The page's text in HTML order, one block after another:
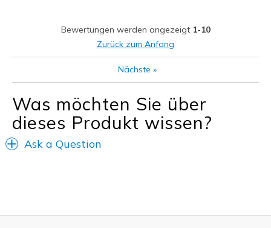
Bewertungen werden angezeigt 1-10
Zurück zum Anfang
Nächste »
Was möchten Sie über
dieses Produkt wissen?
Ask a Question